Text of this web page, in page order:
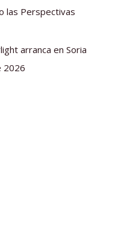
las Perspectivas
arranca en Soria
2026